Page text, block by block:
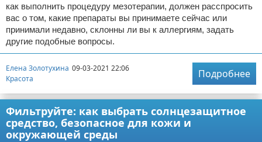
как выполнить процедуру мезотерапии, должен расспросить
вас о том, какие препараты вы принимаете сейчас или
принимали недавно, склонны ли вы к аллергиям, задать
другие подобные вопросы.
Елена Золотухина 09-03-2021 22:06
Красота
Подробнее
Фильтруйте: как выбрать солнцезащитное
средство, безопасное для кожи и
окружающей среды